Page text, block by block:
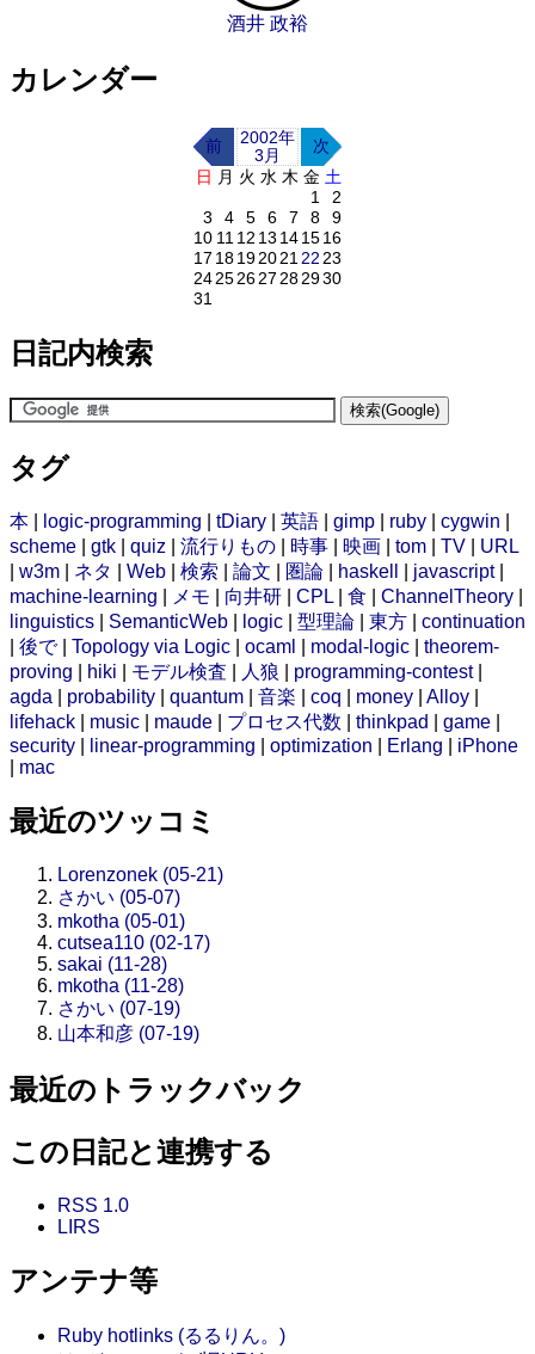
酒井 政裕
カレンダー
前
2002年
3月
次
日 月 火 水 木 金 土
1
2
3
4 5 6 7 8
9
10 11 12 13 141516
17 18192021 22 23
24252627 282930
31
日記内検索
タグ
本 logic-programming tDiary 英語 gimp ruby cygwin
scheme
gtk quiz 流行りもの 時事 映画 tom TV
URL
w3m ネタ Web 検索 論文 圏論 haskell javascript|
machine-learning
メモ 向井研 CPL| 食 ChannelTheory
linguistics
SemanticWeb logic 型理論 東方
continuation
後で| Topology via Logic ocaml modal-logic
theorem-
proving
hiki モデル検査 人狼 programming-contest|
agda
probability quantum 音楽 coq money Alloy
lifehack
music maude プロセス代数 thinkpad game
security
linear-programming optimization Erlang
iPhone
mac
最近のツッコミ
Lorenzonek (05-21)
さかい (05-07)
mkotha (05-01)
cutsea110 (02-17)
sakai (11-28)
mkotha (11-28)
さかい (07-19)
山本和彦 (07-19)
最近のトラックバック
この日記と連携する
RSS 1.0
LIRS
アンテナ等
Ruby hotlinks (るるりん。)